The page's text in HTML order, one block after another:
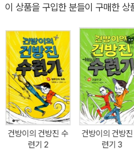
인 『스무고개 탐정과 마술사』가 아동서
이 채 되지 않아 50,000부에 육박하는
운 트렌드 변화를 일궜다. 해외에서도 큰
미출간된 3권까지 선계약이 되기도 했다.
과정부터 결과에 이르기까지 침체된 아동
패러다임의 성공 신화라는 평을 받고 있
주제와 이야기로 책읽기를 어려워하는
는 가교 역할을 하고 있다. 2013년 6월
년을 대상으로 비룡소 홈페이지를 통해
약 2대1의 경쟁을 뚫은 어린이 100명이
이 상품을 구입한 분들이 구매한 상
건방이의 건방진 수
련기 2
건방이의 건방
련기 3